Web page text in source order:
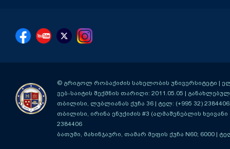
© გრიგოლ რობაქიძის სახელობის უნივერსიტეტი |
ვებ-საიტის შექმნის თარიღი: 2011.05.05 |
თბილისი, ლუბლიანას ქუჩა 36 | ტელ: (+995 32)
თბილისი, ირინა ენუქიძის #3 (აღმაშენებლის ხეივანი
2384406
ბათუმი, მახინჯაური, თამარ მეფის ქუჩა N60; 6000 |